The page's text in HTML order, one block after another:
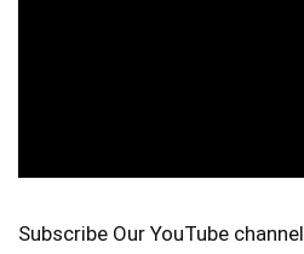
Subscribe Our YouTube channel